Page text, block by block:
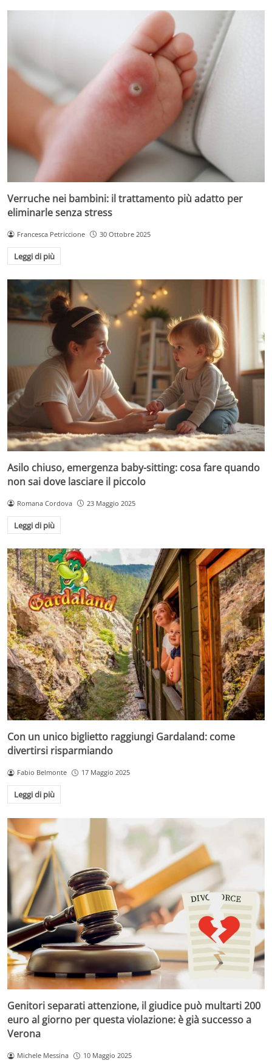
Verruche nei bambini: il trattamento più adatto per
eliminarle senza stress
Francesca Petriccione 30 Ottobre 2025
Leggi di più
Asilo chiuso, emergenza baby-sitting: cosa fare quando
non sai dove lasciare il piccolo
Romana Cordova 23 Maggio 2025
Leggi di più
Con un unico biglietto raggiungi Gardaland: come
divertirsi risparmiando
Fabio Belmonte 17 Maggio 2025
Leggi di più
Genitori separati attenzione, il giudice può multarti 200
euro al giorno per questa violazione: è già successo a
Verona
Michele Messina 10 Maggio 2025